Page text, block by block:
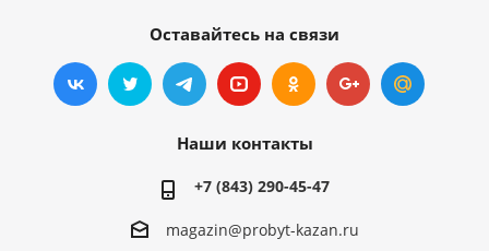
Оставайтесь на связи
Наши контакты
+7 (843) 290-45-47
magazin@probyt-kazan.ru